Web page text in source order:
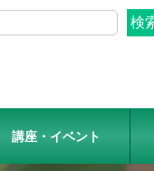
講座・イベント